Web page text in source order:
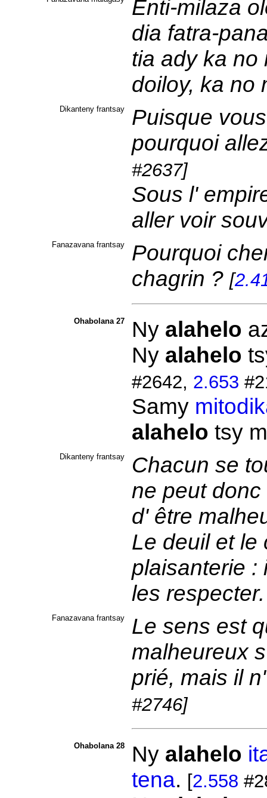
Enti-milaza
dia fatra-
tia ady ka no
doiloy, ka no
Dikanteny frantsay
Puisque
pourquoi
#2637]
Sous l'
aller voir
Fanazavana frantsay
Pourquoi
chagrin ? [
Ohabolana 27 Ny alahelo
Ny alahelo
#2642, 2.653
Samy
alahelo tsy
Dikanteny frantsay
Chacun se
ne peut
d' être
Le deuil et le
plaisanterie :
les
Fanazavana frantsay
Le sens est
malheureux
prié, mais il
#2746]
Ohabolana 28 Ny alahelo
tena. [2.558